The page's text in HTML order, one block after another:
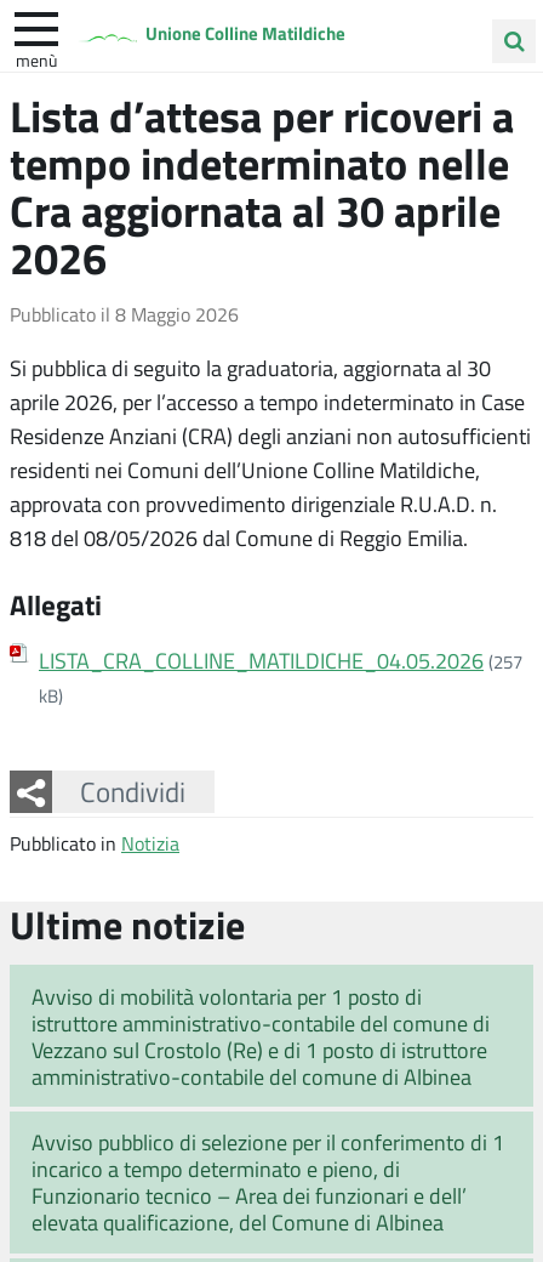
Unione Colline Matildiche
menù
nel
sito
Albinea Quattro Castella Vezzano sul Crostolo
Lista d’attesa per ricoveri a
tempo indeterminato nelle
Cra aggiornata al 30 aprile
2026
Pubblicato il 8 Maggio 2026
Si pubblica di seguito la graduatoria, aggiornata al 30
aprile 2026, per l’accesso a tempo indeterminato in Case
Residenze Anziani (CRA) degli anziani non autosufficienti
residenti nei Comuni dell’Unione Colline Matildiche,
approvata con provvedimento dirigenziale R.U.A.D. n.
818 del 08/05/2026 dal Comune di Reggio Emilia.
Allegati
LISTA_CRA_COLLINE_MATILDICHE_04.05.2026(257
kB)
Condividi
Facebook
Twitter
Whatsapp
Pubblicato in Notizia
Ultime notizie
Avviso di mobilità volontaria per 1 posto di
istruttore amministrativo-contabile del comune di
Vezzano sul Crostolo (Re) e di 1 posto di istruttore
amministrativo-contabile del comune di Albinea
Avviso pubblico di selezione per il conferimento di 1
incarico a tempo determinato e pieno, di
Funzionario tecnico – Area dei funzionari e dell’
elevata qualificazione, del Comune di Albinea